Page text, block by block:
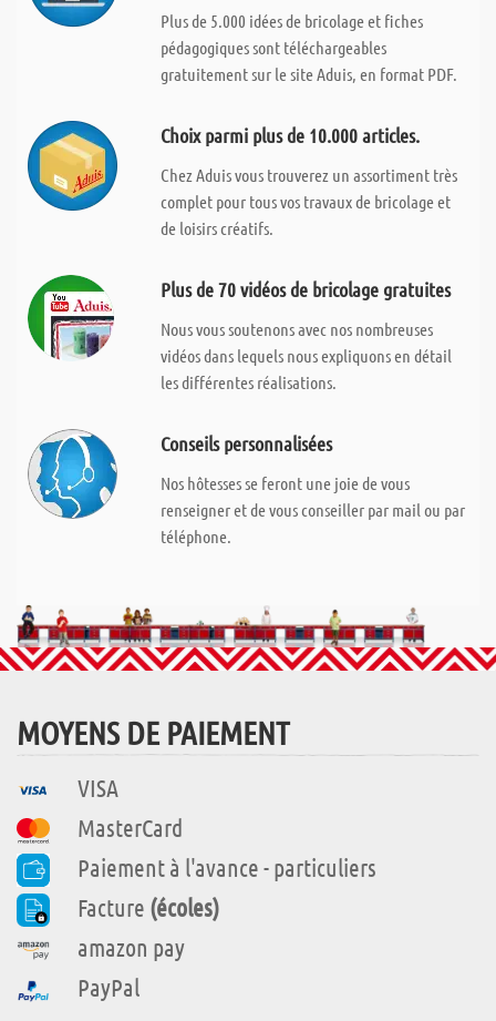
Plus de 5.000 idées de bricolage et fiches
pédagogiques sont téléchargeables
gratuitement sur le site Aduis, en format PDF.
Choix parmi plus de 10.000 articles.
Chez Aduis vous trouverez un assortiment très
complet pour tous vos travaux de bricolage et
de loisirs créatifs.
Plus de 70 vidéos de bricolage gratuites
Nous vous soutenons avec nos nombreuses
vidéos dans lequels nous expliquons en détail
les différentes réalisations.
Conseils personnalisées
Nos hôtesses se feront une joie de vous
renseigner et de vous conseiller par mail ou par
téléphone.
MOYENS DE PAIEMENT
VISA
MasterCard
Paiement à l'avance - particuliers
Facture (écoles)
amazon pay
PayPal